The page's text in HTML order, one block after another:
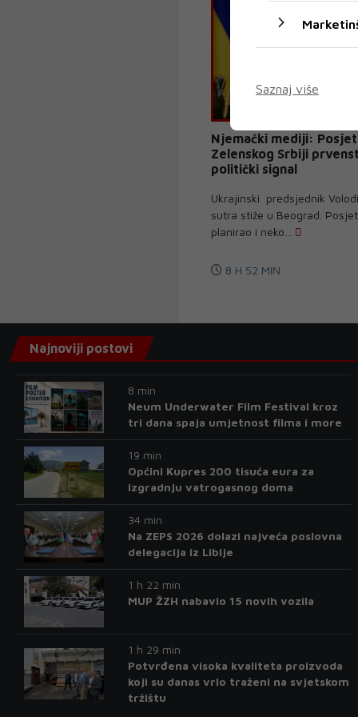
Njemački mediji: Posjet
Zelenskog Srbiji
politički signal
Ukrajinski predsjednik
sutra stiže u Beograd.
planirao i neko...
8 H 52 MIN
Saznaj više
Najnoviji postovi
8 min
Neum Underwater Film Festival kroz
tri dana spaja umjetnost filma i more
19 min
Općini Kupres 200 tisuća eura za
izgradnju vatrogasnog doma
34 min
Na ZEPS 2026 dolazi najveća poslovna
delegacija iz Libije
1 h 22 min
MUP ŽZH nabavio 15 novih vozila
1 h 29 min
Potvrđena visoka kvaliteta proizvoda
koji su danas vrlo traženi na svjetskom
tržištu